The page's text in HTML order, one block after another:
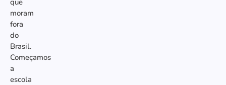
moram
fora
do
Brasil.
Começamos
a
escola